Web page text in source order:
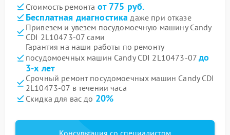
Стоимость ремонта от 775 руб.
Бесплатная диагностика даже при отказе
Привезем и увезем посудомоечную машину Candy
CDI 2L10473-07 сами
Гарантия на наши работы по ремонту
посудомоечных машин Candy CDI 2L10473-07до
3-х лет
Срочный ремонт посудомоечных машин Candy CDI
2L10473-07 в течении часа
Скидка для вас до 20%
Консультация со специалистом